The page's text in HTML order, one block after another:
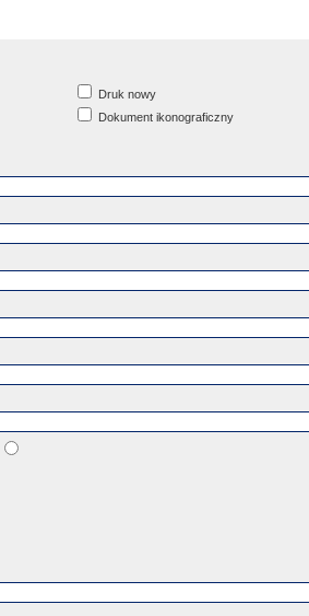
Druk nowy
Dokument ikonograficzny